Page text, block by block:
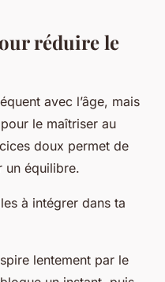
réduire le
avec l’âge, mais
le maîtriser au
doux permet de
un équilibre.
à intégrer dans ta
lentement par le